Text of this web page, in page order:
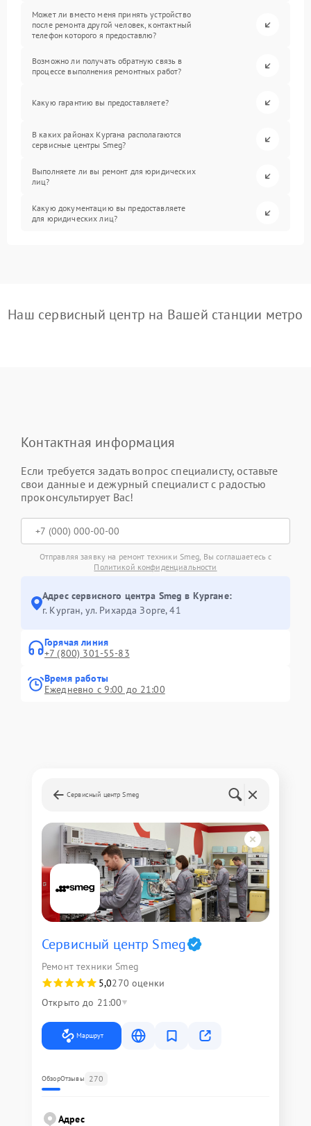
Может ли вместо меня принять устройство
после ремонта другой человек, контактный
телефон которого я предоставлю?
Возможно ли получать обратную связь в
процессе выполнения ремонтных работ?
Какую гарантию вы предоставляете?
В каких районах Кургана располагаются
сервисные центры Smeg?
Выполняете ли вы ремонт для юридических
лиц?
Какую документацию вы предоставляете
для юридических лиц?
Наш сервисный центр на Вашей станции метро
Контактная информация
Если требуется задать вопрос специалисту, оставьте
свои данные и дежурный специалист с радостью
проконсультирует Вас!
Отправляя заявку на ремонт техники Smeg, Вы соглашаетесь с
Политикой конфиденциальности
Адрес сервисного центра Smeg в Кургане:
г. Курган, ул. Рихарда Зорге, 41
Горячая линия
+7 (800) 301-55-83
Время работы
Ежедневно с 9:00 до 21:00
Сервисный центр Smeg
Сервисный центр Smeg
Ремонт техники Smeg
5,0270 оценки
Открыто до 21:00
Маршрут
ОбзорОтзывы 270
Адрес